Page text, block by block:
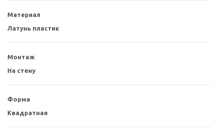
Материал
Латунь пластик
Монтаж
На стену
Форма
Квадратная